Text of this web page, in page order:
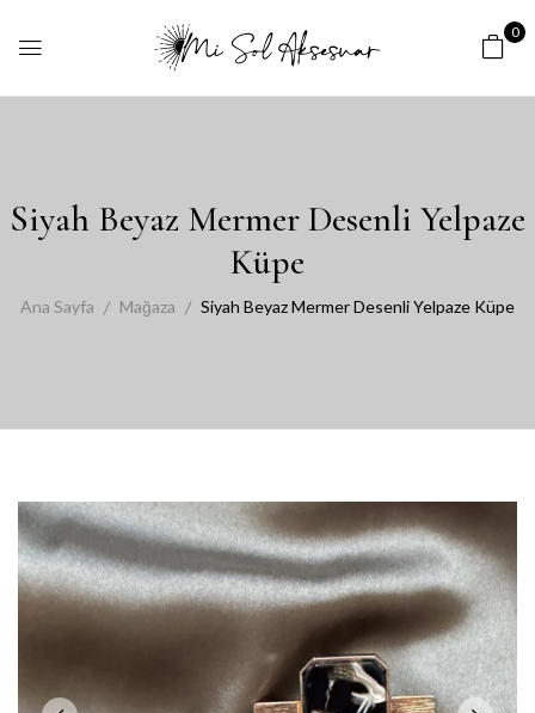
0
Siyah Beyaz Mermer Desenli Yelpaze
Küpe
Ana Sayfa Mağaza Siyah Beyaz Mermer Desenli Yelpaze Küpe